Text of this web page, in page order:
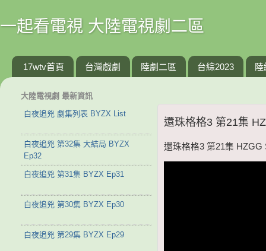
一起看電視 大陸電視劇二區
17wtv首頁 台灣戲劇 陸劇二區 台綜2023 陸
還珠格格3 第21集
還珠格格3 第21集 HZGG
大陸電視劇 最新資訊
白夜追兇 劇集列表 BYZX List
白夜追兇 第32集 大結局 BYZX
Ep32
白夜追兇 第31集 BYZX Ep31
白夜追兇 第30集 BYZX Ep30
白夜追兇 第29集 BYZX Ep29